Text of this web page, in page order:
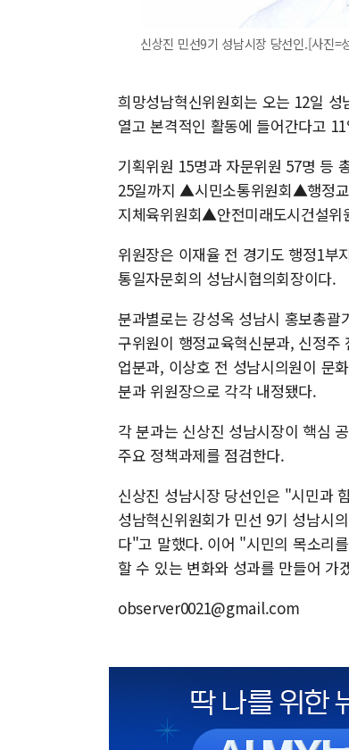
신상진 민선9기 성남시장 당선인.[사
희망성남혁신위원회는 오는 12일
열고 본격적인 활동에 들어간다고
기획위원 15명과 자문위원 57명 등
25일까지 ▲시민소통위원회▲행정
지체육위원회▲안전미래도시건설위
위원장은 이재율 전 경기도 행정1부
통일자문회의 성남시협의회장이다.
분과별로는 강성옥 성남시 홍보총
구위원이 행정교육혁신분과, 신정
업분과, 이상호 전 성남시의원이 문
분과 위원장으로 각각 내정됐다.
각 분과는 신상진 성남시장이 핵심
주요 정책과제를 점검한다.
신상진 성남시장 당선인은 "시민과
성남혁신위원회가 민선 9기 성남시
다"고 말했다. 이어 "시민의 목소리
할 수 있는 변화와 성과를 만들어 가
observer0021@gmail.com